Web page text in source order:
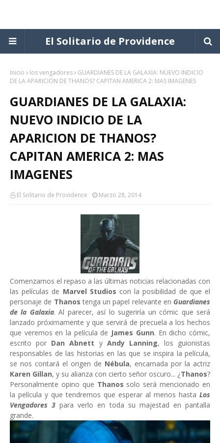
El Solitario de Providence
Inicio los vengadores
GUARDIANES DE LA GALAXIA: NUEVO INDICIO
DE LA APARICION DE THANOS? CAPITAN AMERICA 2: MAS IMAGENES
GUARDIANES DE LA GALAXIA:
NUEVO INDICIO DE LA
APARICION DE THANOS?
CAPITAN AMERICA 2: MAS
IMAGENES
El Solitario de Providence Marzo 28, 2014
Comenzamos el repaso a las últimas noticias relacionadas con
las películas de Marvel Studios con la posibilidad de que el
personaje de Thanostenga un papel relevante en Guardianes
de la Galaxia. Al parecer, así lo sugeriría un cómic que será
lanzado próximamente y que servirá de precuela a los hechos
que veremos en la película de James Gunn. En dicho cómic,
escrito por Dan Abnett y Andy Lanning, los guionistas
responsables de las historias en las que se inspira la película,
se nos contará el origen de Nébula, encarnada por la actriz
Karen Gillan, y su alianza con cierto señor oscuro... ¿Thanos?
Personalmente opino que Thanos solo será mencionado en
la película y que tendremos que esperar al menos hasta Los
Vengadores 3 para verlo en toda su majestad en pantalla
grande.